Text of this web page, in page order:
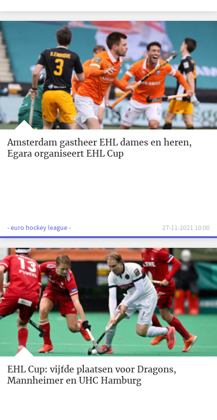
Amsterdam gastheer EHL dames en heren,
Egara organiseert EHL Cup
- euro hockey league - 27-11-2021 10:00
EHL Cup: vijfde plaatsen voor Dragons,
Mannheimer en UHC Hamburg